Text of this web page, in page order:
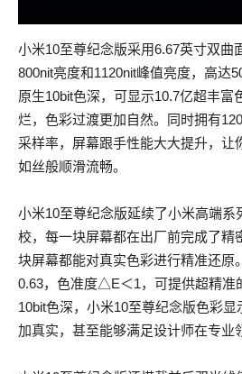
小米10至尊纪念版采用6.67英寸双曲
800nit亮度和1120nit峰值亮度，高达
原生10bit色深，可显示10.7亿超丰富
烂，色彩过渡更加自然。同时拥有
采样率，屏幕跟手性能大大提升，让
如丝般顺滑流畅。
小米10至尊纪念版延续了小米高端系
校，每一块屏幕都在出厂前完成了精
块屏幕都能对真实色彩进行精准还原
0.63，色准度△E＜1，可提供超精准
10bit色深，小米10至尊纪念版色彩
加真实，甚至能够满足设计师在专业